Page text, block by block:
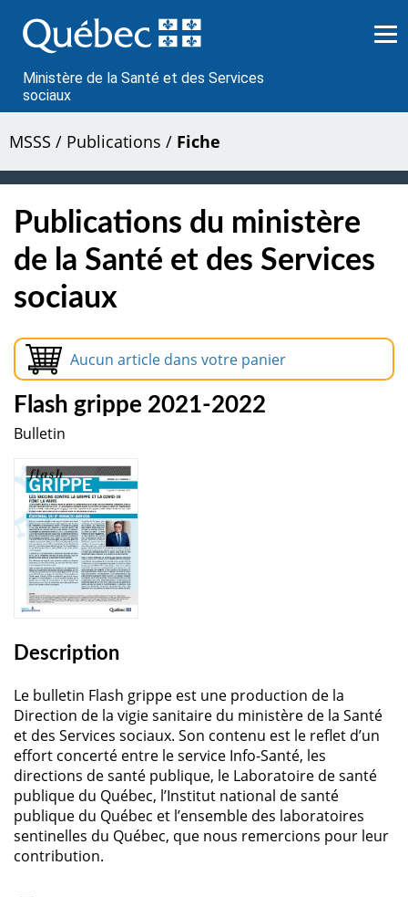
au
contenu
Ministère de la Santé et des Services
sociaux
MSSS / Publications / Fiche
Publications du ministère
de la Santé et des Services
sociaux
Aucun article dans votre panier
Flash grippe 2021-2022
Bulletin
Description
Le bulletin Flash grippe est une production de la
Direction de la vigie sanitaire du ministère de la Santé
et des Services sociaux. Son contenu est le reflet d’un
effort concerté entre le service Info-Santé, les
directions de santé publique, le Laboratoire de santé
publique du Québec, l’Institut national de santé
publique du Québec et l’ensemble des laboratoires
sentinelles du Québec, que nous remercions pour leur
contribution.